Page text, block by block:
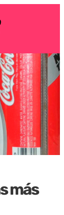
más